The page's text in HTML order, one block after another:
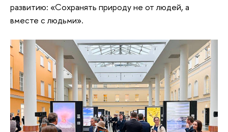
развитию: «Сохранять природу не от людей, а
вместе с людьми».